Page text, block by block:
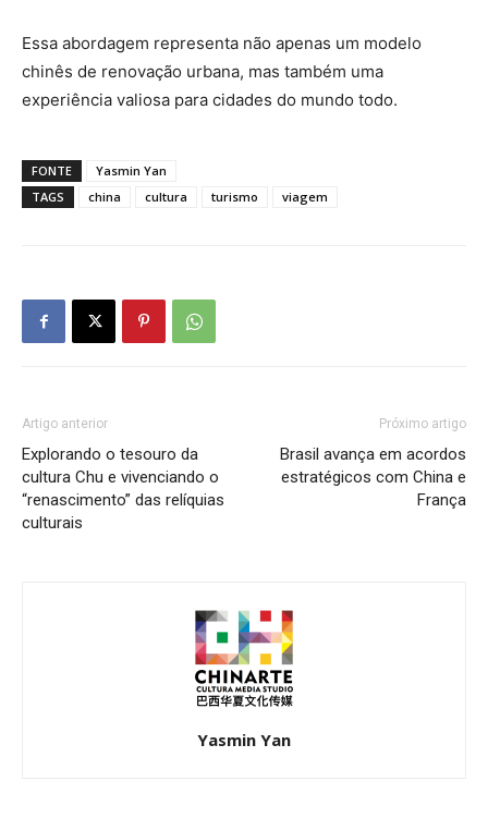
Essa abordagem representa não apenas um modelo
chinês de renovação urbana, mas também uma
experiência valiosa para cidades do mundo todo.
FONTE
Yasmin Yan
TAGS
china cultura turismo viagem
Artigo anterior
Explorando o tesouro da
cultura Chu e vivenciando o
“renascimento” das relíquias
culturais
Próximo artigo
Brasil avança em acordos
estratégicos com China e
França
Yasmin Yan